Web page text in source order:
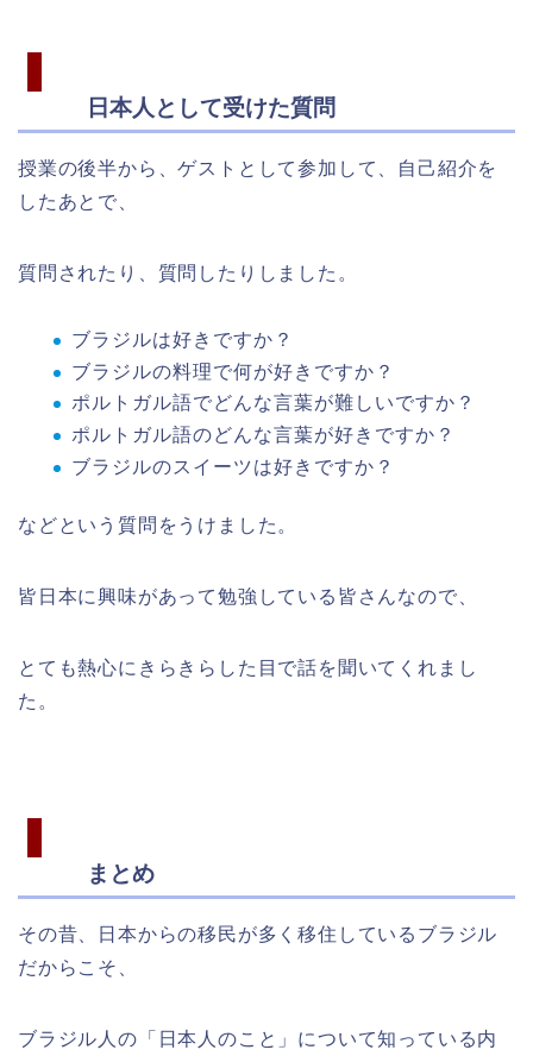
日本人として受けた質問
授業の後半から、ゲストとして参加して、自己紹介を
したあとで、
質問されたり、質問したりしました。
ブラジルは好きですか？
ブラジルの料理で何が好きですか？
ポルトガル語でどんな言葉が難しいですか？
ポルトガル語のどんな言葉が好きですか？
ブラジルのスイーツは好きですか？
などという質問をうけました。
皆日本に興味があって勉強している皆さんなので、
とても熱心にきらきらした目で話を聞いてくれまし
た。
まとめ
その昔、日本からの移民が多く移住しているブラジル
だからこそ、
ブラジル人の「日本人のこと」について知っている内